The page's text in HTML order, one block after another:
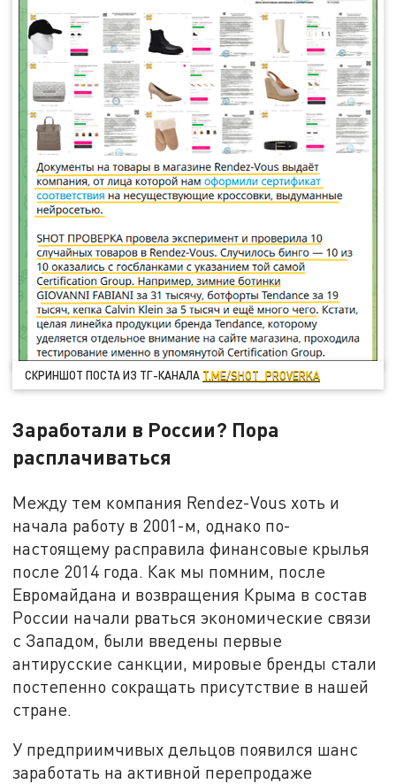
СКРИНШОТ ПОСТА ИЗ ТГ-КАНАЛА T.ME/SHOT_PROVERKA
Заработали в России? Пора
расплачиваться
Между тем компания Rendez-Vous хоть и
начала работу в 2001-м, однако по-
настоящему расправила финансовые крылья
после 2014 года. Как мы помним, после
Евромайдана и возвращения Крыма в состав
России начали рваться экономические связи
с Западом, были введены первые
антирусские санкции, мировые бренды стали
постепенно сокращать присутствие в нашей
стране.
У предприимчивых дельцов появился шанс
заработать на активной перепродаже